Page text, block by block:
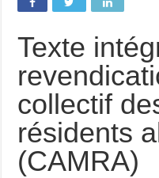
Texte
collectif
résidents
(CAMRA)